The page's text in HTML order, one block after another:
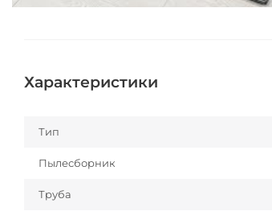
Характеристики
Тип
Пылесборник
Труба